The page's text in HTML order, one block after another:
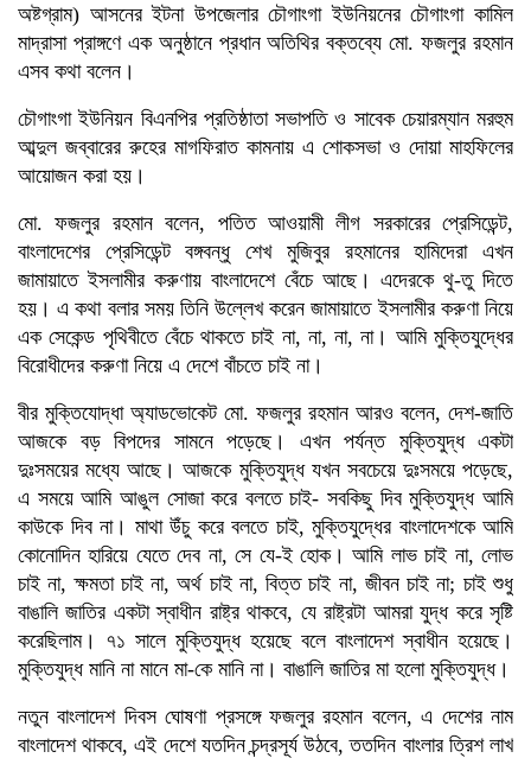
অষ্টগ্রাম) আসনের ইটনা উপজেলার চৌগাংগা ইউনিয়নের চৌগাংগা কামিল
মাদ্রাসা প্রাঙ্গণে এক অনুষ্ঠানে প্রধান অতিথির বক্তব্যে মো. ফজলুর রহমান
এসব কথা বলেন।
চৌগাংগা ইউনিয়ন বিএনপির প্রতিষ্ঠাতা সভাপতি ও সাবেক চেয়ারম্যান মরহুম
আব্দুল জব্বারের রুহের মাগফিরাত কামনায় এ শোকসভা ও দোয়া মাহফিলের
আয়োজন করা হয়।
মো. ফজলুর রহমান বলেন, পতিত আওয়ামী লীগ সরকারের প্রেসিডেন্ট,
বাংলাদেশের প্রেসিডেন্ট বঙ্গবন্ধু শেখ মুজিবুর রহমানের হামিদেরা এখন
জামায়াতে ইসলামীর করুণায় বাংলাদেশে বেঁচে আছে। এদেরকে থু-তু দিতে
হয়। এ কথা বলার সময় তিনি উল্লেখ করেন জামায়াতে ইসলামীর করুণা নিয়ে
এক সেকেন্ড পৃথিবীতে বেঁচে থাকতে চাই না, না, না, না। আমি মুক্তিযুদ্ধের
বিরোধীদের করুণা নিয়ে এ দেশে বাঁচতে চাই না।
বীর মুক্তিযোদ্ধা অ্যাডভোকেট মো. ফজলুর রহমান আরও বলেন, দেশ-জাতি
আজকে বড় বিপদের সামনে পড়েছে। এখন পর্যন্ত মুক্তিযুদ্ধ একটা
দুঃসময়ের মধ্যে আছে। আজকে মুক্তিযুদ্ধ যখন সবচেয়ে দুঃসময়ে পড়েছে,
এ সময়ে আমি আঙুল সোজা করে বলতে চাই- সবকিছু দিব মুক্তিযুদ্ধ আমি
কাউকে দিব না। মাথা উঁচু করে বলতে চাই, মুক্তিযুদ্ধের বাংলাদেশকে আমি
কোনোদিন হারিয়ে যেতে দেব না, সে যে-ই হোক। আমি লাভ চাই না, লোভ
চাই না, ক্ষমতা চাই না, অর্থ চাই না, বিত্ত চাই না, জীবন চাই না; চাই শুধু
বাঙালি জাতির একটা স্বাধীন রাষ্ট্র থাকবে, যে রাষ্ট্রটা আমরা যুদ্ধ করে সৃষ্টি
করেছিলাম। ৭১ সালে মুক্তিযুদ্ধ হয়েছে বলে বাংলাদেশ স্বাধীন হয়েছে।
মুক্তিযুদ্ধ মানি না মানে মা-কে মানি না। বাঙালি জাতির মা হলো মুক্তিযুদ্ধ।
নতুন বাংলাদেশ দিবস ঘোষণা প্রসঙ্গে ফজলুর রহমান বলেন, এ দেশের নাম
বাংলাদেশ থাকবে, এই দেশে যতদিন চন্দ্রসূর্য উঠবে, ততদিন বাংলার ত্রিশ লাখ